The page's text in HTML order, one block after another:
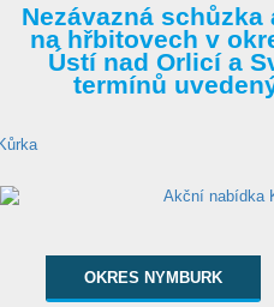
Nezávazná
na hřbitovech v
Ústí nad Orlicí a
termínů
OKRES NYMBURK